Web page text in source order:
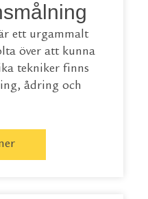
ett urgammalt
över att kunna
tekniker finns
ådring och